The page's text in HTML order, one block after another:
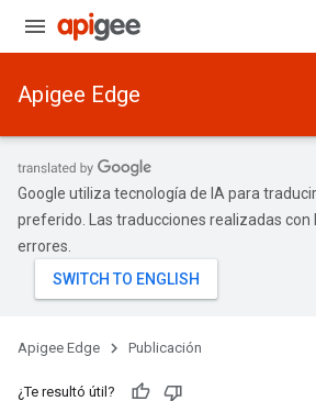
Apigee Edge
Google utiliza tecnología de IA para
preferido. Las traducciones realizadas con
errores.
Apigee Edge Publicación
¿Te resultó útil?